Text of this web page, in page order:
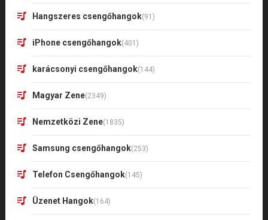
Hangszeres csengőhangok(91)
iPhone csengőhangok(401)
karácsonyi csengőhangok(144)
Magyar Zene(2349)
Nemzetközi Zene(1835)
Samsung csengőhangok(253)
Telefon Csengőhangok(145)
Üzenet Hangok(164)